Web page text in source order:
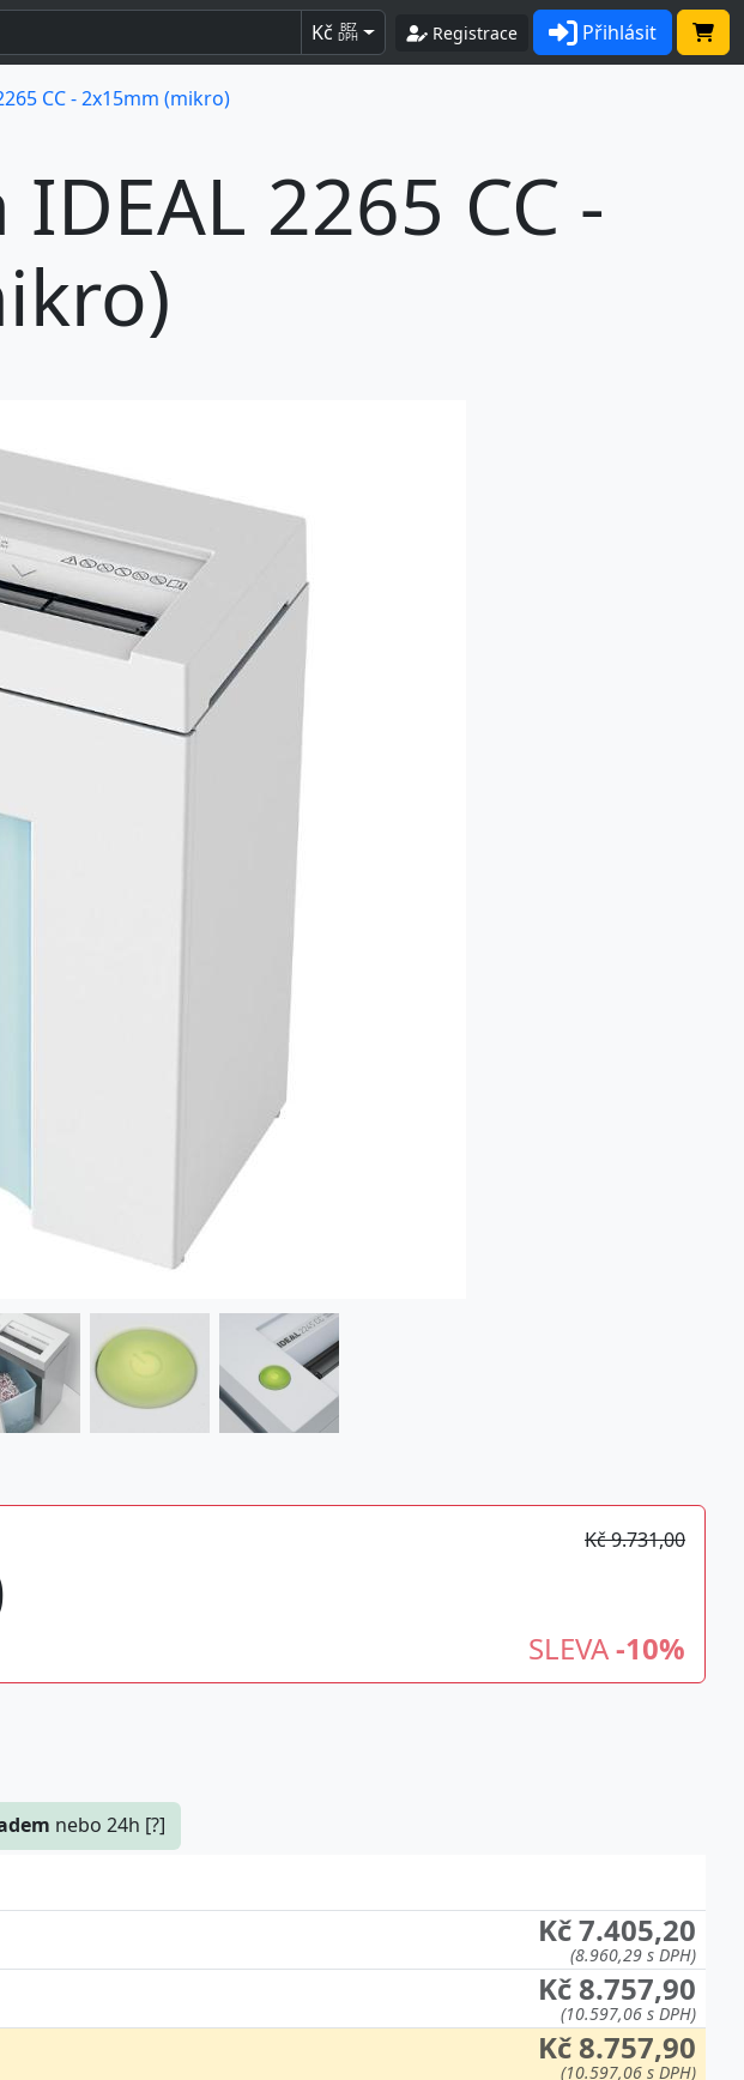
Kč BEZ
DPH Registrace Přihlásit
CC - 2x15mm (mikro)
2265 CC -
Kč 9.731,00
SLEVA -10%
nebo 24h [?]
Kč 7.405,20
(8.960,29 s DPH)
Kč 8.757,90
(10.597,06 s DPH)
Kč 8.757,90
(10.597,06 s DPH)